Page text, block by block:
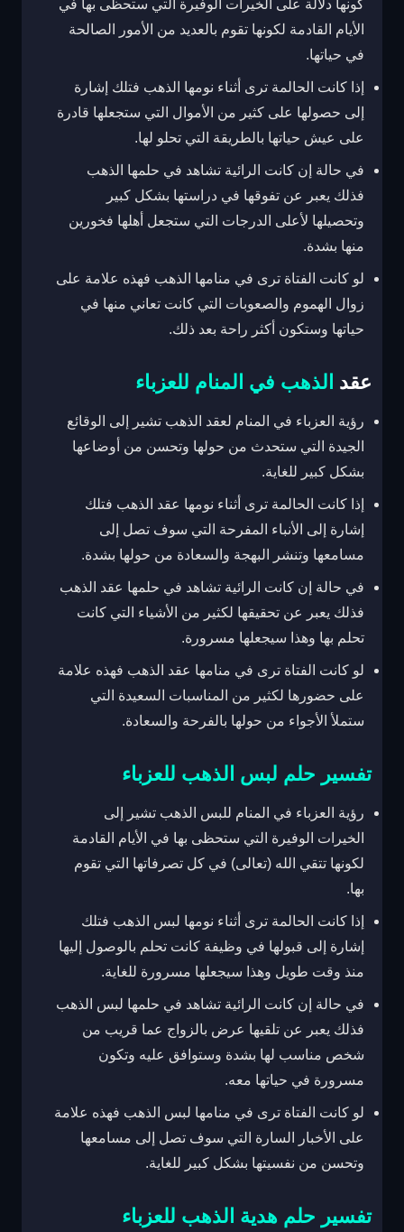
كونها دلالة على الخيرات الوفيرة التي ستحظى بها في
الأيام القادمة لكونها تقوم بالعديد من الأمور الصالحة
في حياتها.
إذا كانت الحالمة ترى أثناء نومها الذهب فتلك إشارة
إلى حصولها على كثير من الأموال التي ستجعلها قادرة
على عيش حياتها بالطريقة التي تحلو لها.
في حالة إن كانت الرائية تشاهد في حلمها الذهب
فذلك يعبر عن تفوقها في دراستها بشكل كبير
وتحصيلها لأعلى الدرجات التي ستجعل أهلها فخورين
منها بشدة.
لو كانت الفتاة ترى في منامها الذهب فهذه علامة على
زوال الهموم والصعوبات التي كانت تعاني منها في
حياتها وستكون أكثر راحة بعد ذلك.
عقد الذهب في المنام للعزباء
رؤية العزباء في المنام لعقد الذهب تشير إلى الوقائع
الجيدة التي ستحدث من حولها وتحسن من أوضاعها
بشكل كبير للغاية.
إذا كانت الحالمة ترى أثناء نومها عقد الذهب فتلك
إشارة إلى الأنباء المفرحة التي سوف تصل إلى
مسامعها وتنشر البهجة والسعادة من حولها بشدة.
في حالة إن كانت الرائية تشاهد في حلمها عقد الذهب
فذلك يعبر عن تحقيقها لكثير من الأشياء التي كانت
تحلم بها وهذا سيجعلها مسرورة.
لو كانت الفتاة ترى في منامها عقد الذهب فهذه علامة
على حضورها لكثير من المناسبات السعيدة التي
ستملأ الأجواء من حولها بالفرحة والسعادة.
تفسير حلم لبس الذهب للعزباء
رؤية العزباء في المنام للبس الذهب تشير إلى
الخيرات الوفيرة التي ستحظى بها في الأيام القادمة
لكونها تتقي الله (تعالى) في كل تصرفاتها التي تقوم
بها.
إذا كانت الحالمة ترى أثناء نومها لبس الذهب فتلك
إشارة إلى قبولها في وظيفة كانت تحلم بالوصول إليها
منذ وقت طويل وهذا سيجعلها مسرورة للغاية.
في حالة إن كانت الرائية تشاهد في حلمها لبس الذهب
فذلك يعبر عن تلقيها عرض بالزواج عما قريب من
شخص مناسب لها بشدة وستوافق عليه وتكون
مسرورة في حياتها معه.
لو كانت الفتاة ترى في منامها لبس الذهب فهذه علامة
على الأخبار السارة التي سوف تصل إلى مسامعها
وتحسن من نفسيتها بشكل كبير للغاية.
تفسير حلم هدية الذهب للعزباء